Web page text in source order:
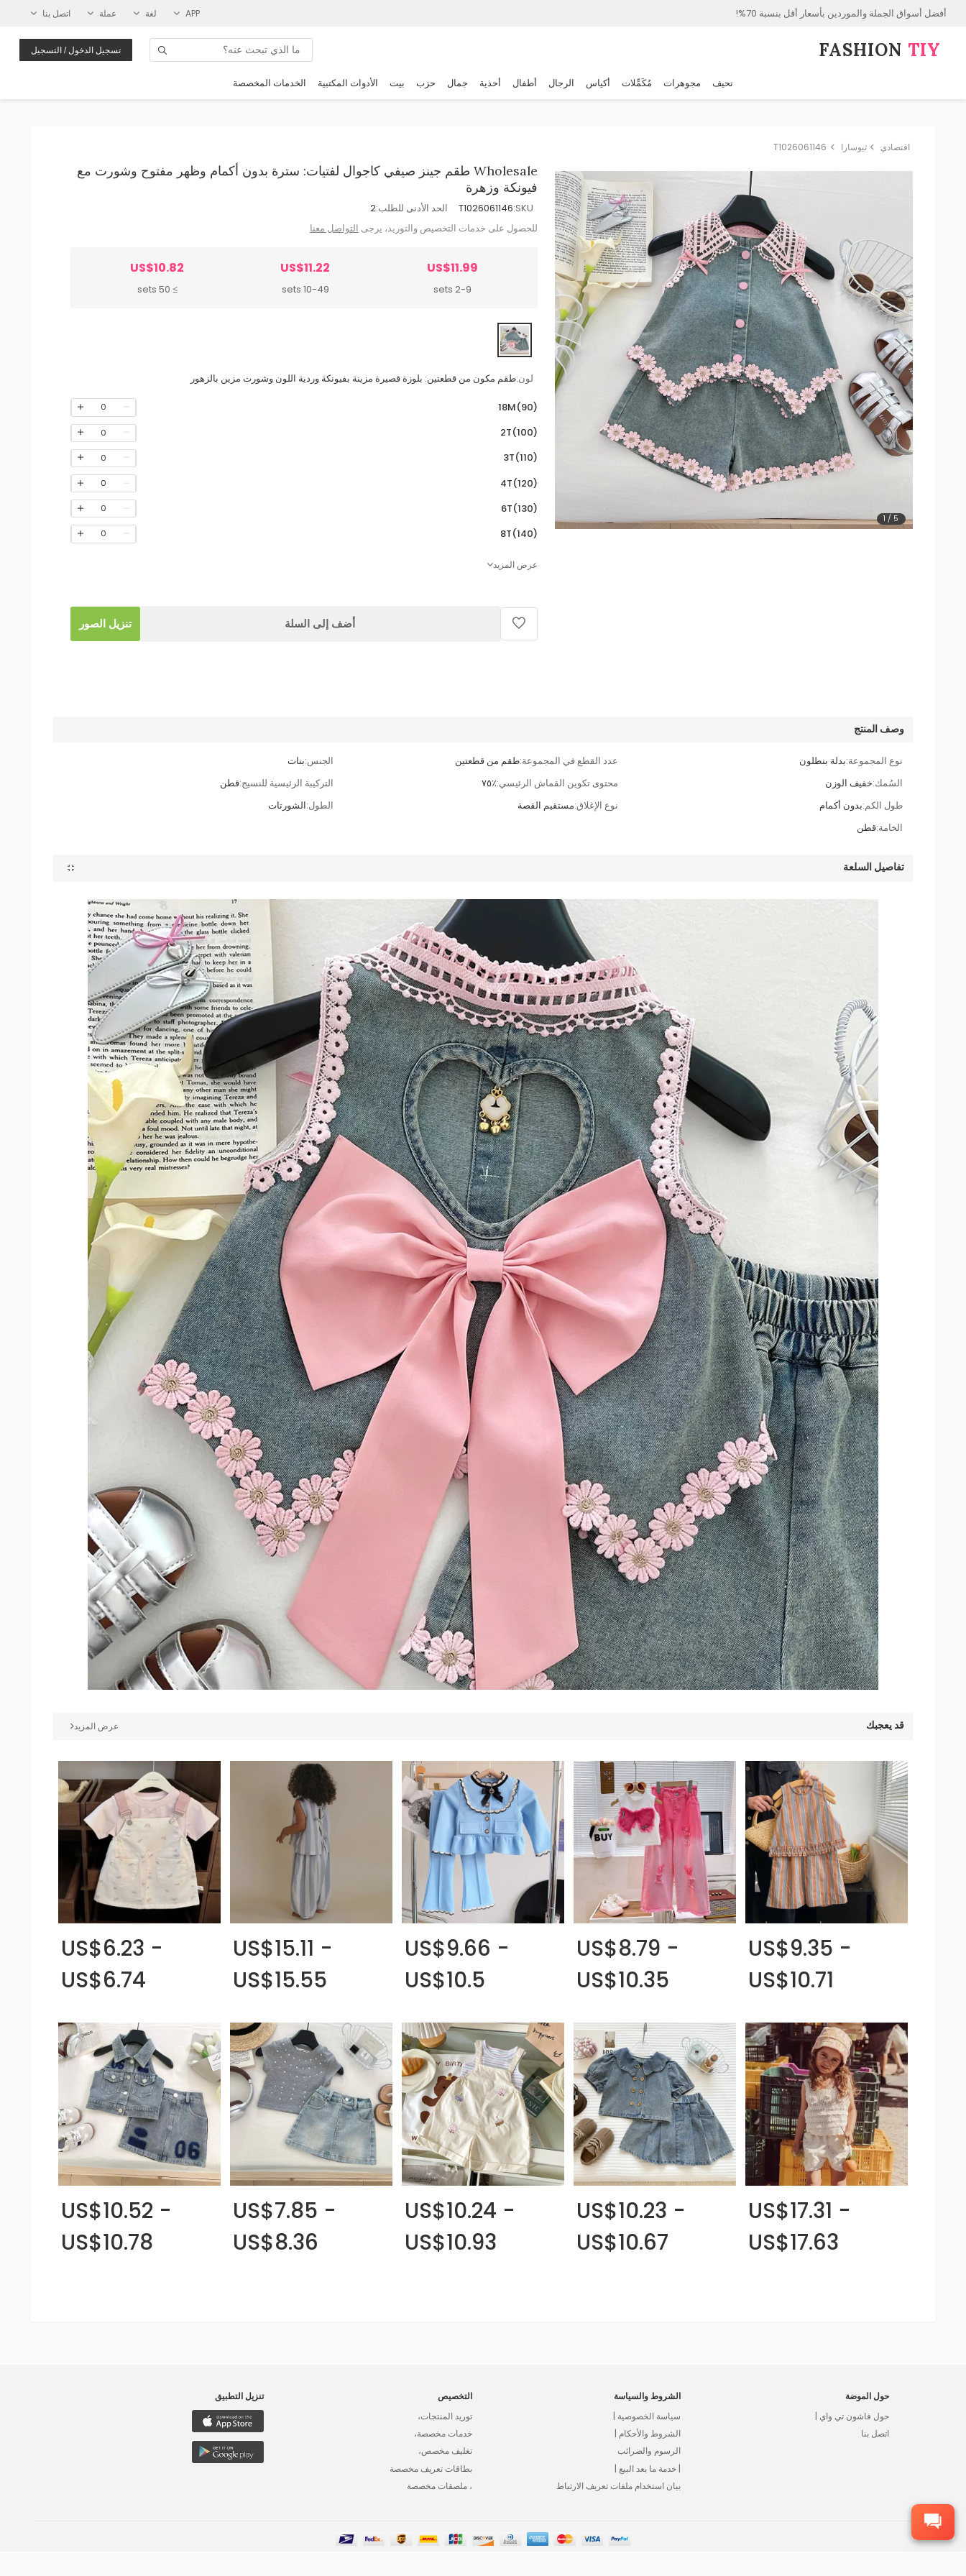
أفضل أسواق الجملة والموردين بأسعار أقل بنسبة 70%! APP لغة عملة اتصل بنا
FASHION⁠ TIY تسجيل الدخول / التسجيل
نحيف مجوهرات مُكَمِّلات أكياس الرجال أطفال أحذية جمال حزب بيت الأدوات المكتبية الخدمات المخصصة
اقتصادي ثيوسارا T1026061146
1 / 5
Wholesale طقم جينز صيفي كاجوال لفتيات: سترة بدون أكمام وظهر مفتوح وشورت مع
فيونكة وزهرة
SKU:
T1026061146 الحد الأدنى للطلب:2
للحصول على خدمات التخصيص والتوريد، يرجى التواصل معنا
US$11.99
2-9 sets
US$11.22
10-49 sets
US$10.82
≥ 50 sets
لون:طقم مكون من قطعتين: بلوزة قصيرة مزينة بفيونكة وردية اللون وشورت مزين بالزهور
18M(90)
0
2T(100)
0
3T(110)
0
4T(120)
0
6T(130)
0
8T(140)
0
عرض المزيد
أضف إلى السلة تنزيل الصور
وصف المنتج
نوع المجموعة:بدلة بنطلون عدد القطع في المجموعة:طقم من قطعتين الجنس:بنات
السُمك:خفيف الوزن محتوى تكوين القماش الرئيسي:٪٧٥ التركيبة الرئيسية للنسيج:قطن
طول الكم:بدون أكمام نوع الإغلاق:مستقيم القصة الطول:الشورتات
الخامة:قطن
تفاصيل السلعة
قد يعجبك عرض المزيد
US$9.35 -
US$10.71
US$8.79 -
US$10.35
US$9.66 -
US$10.5
US$15.11 -
US$15.55
US$6.23 -
US$6.74
US$17.31 -
US$17.63
US$10.23 -
US$10.67
US$10.24 -
US$10.93
US$7.85 -
US$8.36
US$10.52 -
US$10.78
حول الموضة
حول فاشون تي واي |
اتصل بنا
الشروط والسياسة
سياسة الخصوصية |
الشروط والأحكام |
الرسوم والضرائب
| خدمة ما بعد البيع |
بيان استخدام ملفات تعريف الارتباط
التخصيص
توريد المنتجات،
خدمات مخصصة،
تغليف مخصص،
بطاقات تعريف مخصصة
، ملصقات مخصصة
تنزيل التطبيق